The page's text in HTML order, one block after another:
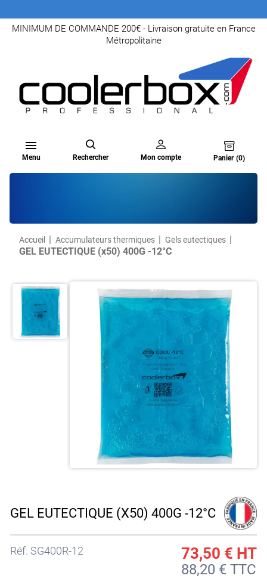
MINIMUM DE COMMANDE 200€ - Livraison gratuite en France
Métropolitaine

Menu Rechercher Mon compte Panier (0)
Accueil Accumulateurs thermiques Gels eutectiques
GEL EUTECTIQUE (x50) 400G -12°C
GEL EUTECTIQUE (X50) 400G -12°C
Réf. SG400R-12 73,50 € HT
88,20 € TTC